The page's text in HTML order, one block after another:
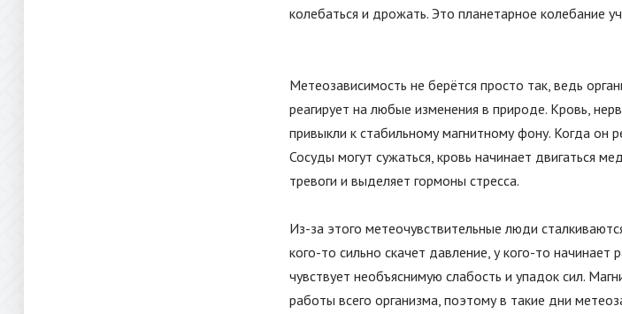
колебаться и дрожать. Это планетарное колебание
Метеозависимость не берётся просто так, ведь
реагирует на любые изменения в природе. Кровь,
привыкли к стабильному магнитному фону. Когда он
Сосуды могут сужаться, кровь начинает двигаться
тревоги и выделяет гормоны стресса.
Из-за этого метеочувствительные люди
кого-то сильно скачет давление, у кого-то начинает
чувствует необъяснимую слабость и упадок сил.
работы всего организма, поэтому в такие дни